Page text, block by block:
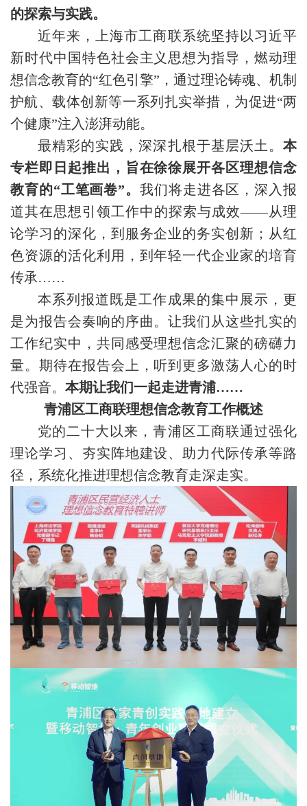
的探索与实践。
近年来，上海市工商联系统坚持以习近平
新时代中国特色社会主义思想为指导，燃动理
想信念教育的“红色引擎”，通过理论铸魂、机制
护航、载体创新等一系列扎实举措，为促进“两
个健康”注入澎湃动能。
最精彩的实践，深深扎根于基层沃土。 本
专栏即日起推出，旨在徐徐展开各区理想信念
教育的“工笔画卷”。 我们将走进各区，深入报
道其在思想引领工作中的探索与成效——从理
论学习的深化，到服务企业的务实创新；从红
色资源的活化利用，到年轻一代企业家的培育
传承……
本系列报道既是工作成果的集中展示，更
是为报告会奏响的序曲。让我们从这些扎实的
工作纪实中，共同感受理想信念汇聚的磅礴力
量。期待在报告会上，听到更多激荡人心的时
代强音。 本期让我们一起走进青浦……
青浦区工商联理想信念教育工作概述
党的二十大以来，青浦区工商联通过强化
理论学习、夯实阵地建设、助力代际传承等路
径，系统化推进理想信念教育走深走实。